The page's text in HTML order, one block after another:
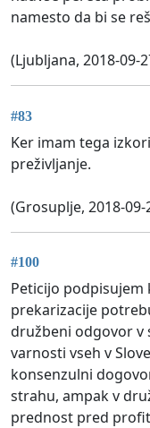
namesto da bi se
(Ljubljana, 2018-09-
#83
Ker imam tega
preživljanje.
(Grosuplje, 2018-09-
#100
Peticijo
prekarizacije
družbeni odgovor v
varnosti vseh v
konsenzulni
strahu, ampak v
prednost pred